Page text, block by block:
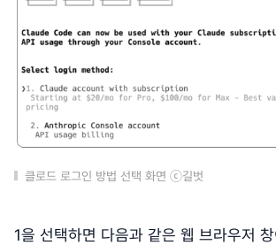
클로드 로그인 방법 선택 화면 ⓒ길벗
1을 선택하면 다음과 같은 웹 브라우저